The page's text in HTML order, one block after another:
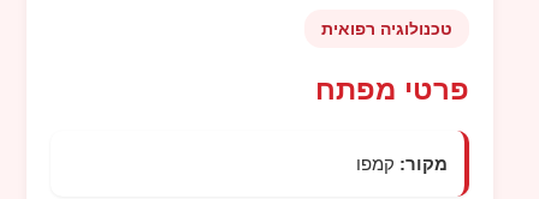
טכנולוגיה רפואית
פרטי מפתח
מקור:קמפו